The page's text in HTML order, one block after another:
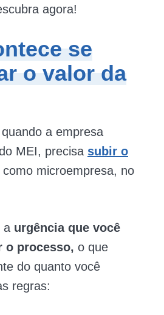
agora!
se
o valor da
a empresa
MEI, precisa subir o
como microempresa, no
a urgência que você
o processo, o que
do quanto você
regras: